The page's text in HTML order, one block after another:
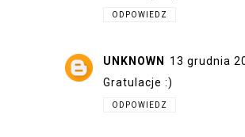
ODPOWIEDZ
UNKNOWN
13 grudnia
Gratulacje :)
ODPOWIEDZ